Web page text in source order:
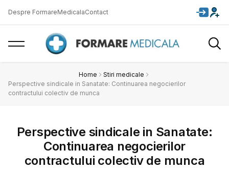
Despre FormareMedicalaContact
Home
Stiri medicale
Perspective sindicale in Sanatate: Continuarea negocierilor
contractului colectiv de munca
Perspective sindicale in Sanatate:
Continuarea negocierilor
contractului colectiv de munca